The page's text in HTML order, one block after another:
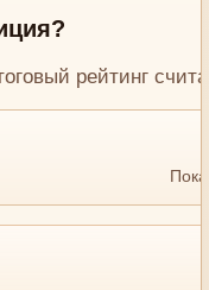
рейтинг